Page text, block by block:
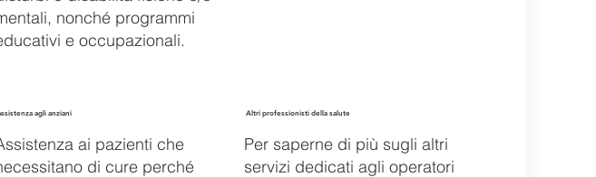
nonché programmi
e occupazionali.
agli anziani
ai pazienti che
di cure perché
Altri professionisti della salute
Per saperne di più sugli altri
servizi dedicati agli operatori